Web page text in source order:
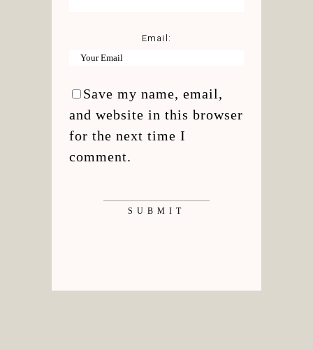
Email:
Save my name, email,
and website in this browser
for the next time I
comment.